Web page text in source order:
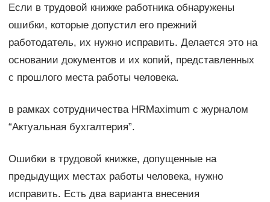
Если в трудовой книжке работника обнаружены
ошибки, которые допустил его прежний
работодатель, их нужно исправить. Делается это на
основании документов и их копий, представленных
с прошлого места работы человека.
в рамках сотрудничества HRMaximum с журналом
“Актуальная бухгалтерия”.
Ошибки в трудовой книжке, допущенные на
предыдущих местах работы человека, нужно
исправить. Есть два варианта внесения